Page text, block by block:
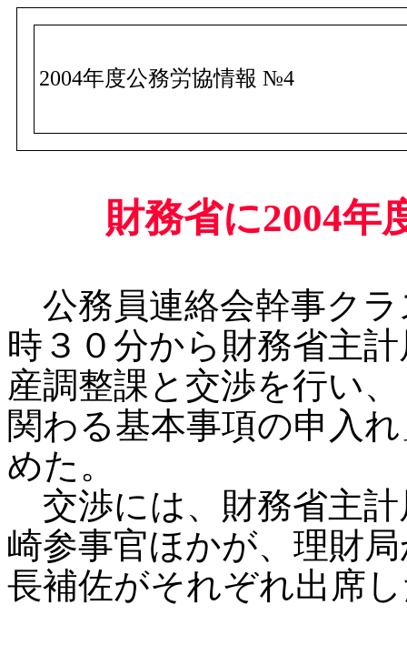
2004年度公務労協情報 №4
財務省に2004年
公務員連絡会幹事クラ
時３０分から財務省主
産調整課と交渉を行い
関わる基本事項の申入
めた。
交渉には、財務省主計
崎参事官ほかが、理財
長補佐がそれぞれ出席